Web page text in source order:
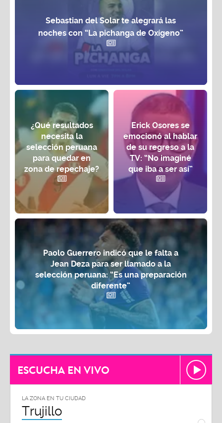
Sebastian del Solar te alegrará las
noches con “La pichanga de Oxígeno”
¿Qué resultados
necesita la
selección peruana
para quedar en
zona de repechaje?
Erick Osores se
emocionó al hablar
de su regreso a la
TV: “No imaginé
que iba a ser así”
Paolo Guerrero indicó que le falta a
Jean Deza para ser llamado a la
selección peruana: “Es una preparación
diferente”
ESCUCHA EN VIVO
LA ZONA EN TU CIUDAD
Trujillo